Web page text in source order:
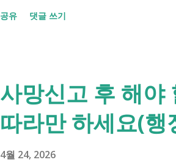
길 바랍니다. 장애인연금과 생계급여
습 7월 16일 발표된 보건복지부 업무
2027년 보건복지부의 업무계획에 담
공유 댓글 쓰기
사망신고 후 해야
따라만 하세요(행
4월 24, 2026